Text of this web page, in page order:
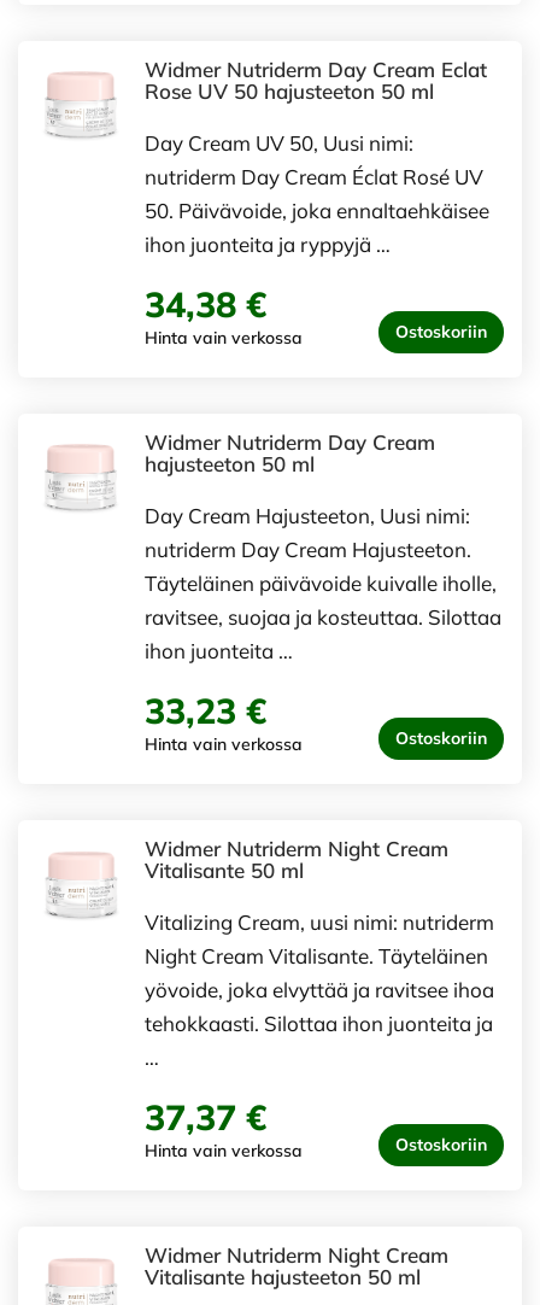
Widmer Nutriderm Day Cream Eclat
Rose UV 50 hajusteeton 50 ml
Day Cream UV 50, Uusi nimi:
nutriderm Day Cream Éclat Rosé UV
50. Päivävoide, joka ennaltaehkäisee
ihon juonteita ja ryppyjä …
34,38 €
Hinta vain verkossa Ostoskoriin
Widmer Nutriderm Day Cream
hajusteeton 50 ml
Day Cream Hajusteeton, Uusi nimi:
nutriderm Day Cream Hajusteeton.
Täyteläinen päivävoide kuivalle iholle,
ravitsee, suojaa ja kosteuttaa. Silottaa
ihon juonteita …
33,23 €
Hinta vain verkossa Ostoskoriin
Widmer Nutriderm Night Cream
Vitalisante 50 ml
Vitalizing Cream, uusi nimi: nutriderm
Night Cream Vitalisante. Täyteläinen
yövoide, joka elvyttää ja ravitsee ihoa
tehokkaasti. Silottaa ihon juonteita ja
…
37,37 €
Hinta vain verkossa Ostoskoriin
Widmer Nutriderm Night Cream
Vitalisante hajusteeton 50 ml